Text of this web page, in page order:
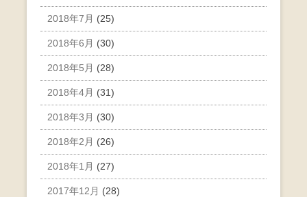
2018年7月 (25)
2018年6月 (30)
2018年5月 (28)
2018年4月 (31)
2018年3月 (30)
2018年2月 (26)
2018年1月 (27)
2017年12月 (28)